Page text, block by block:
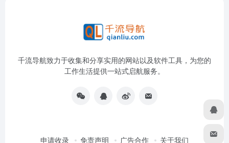
千流导航致力于收集和分享实用的网站以及软件工具，为您的
工作生活提供一站式启航服务。
申请收录 免责声明 广告合作 关于我们